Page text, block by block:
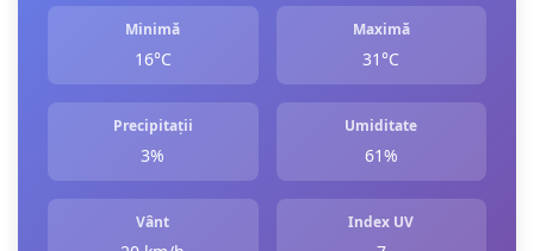
Minimă
16°C
Maximă
31°C
Precipitații
3%
Umiditate
61%
Vânt Index UV